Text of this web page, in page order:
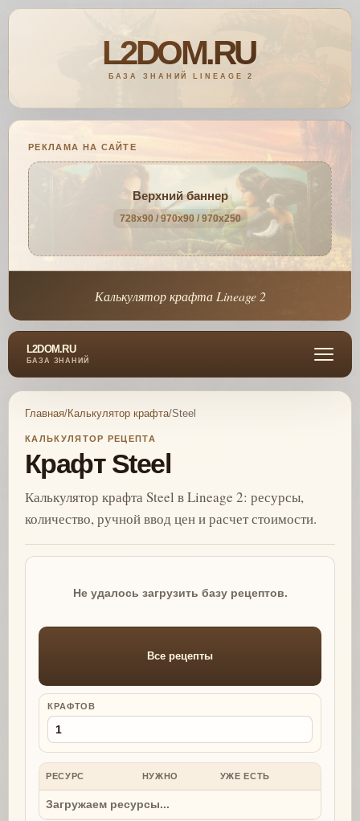
РЕКЛАМА НА САЙТЕ
Верхний баннер
728x90 / 970x90 / 970x250
Калькулятор крафта Lineage 2
L2DOM.RU
БАЗА ЗНАНИЙ
Главная/Калькулятор крафта/Steel
КАЛЬКУЛЯТОР РЕЦЕПТА
Крафт Steel
Калькулятор крафта Steel в Lineage 2: ресурсы,
количество, ручной ввод цен и расчет стоимости.
Не удалось загрузить базу рецептов.
Все рецепты
КРАФТОВ
РЕСУРС НУЖНО УЖЕ ЕСТЬ
Загружаем ресурсы...